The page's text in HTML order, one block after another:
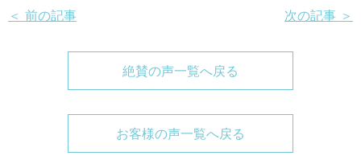
＜ 前の記事 次の記事 ＞
絶賛の声一覧へ戻る
お客様の声一覧へ戻る